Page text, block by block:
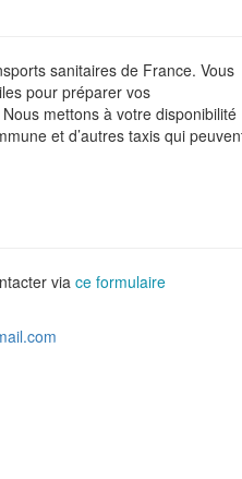
sanitaires de France. Vous
pour préparer vos
Nous mettons à votre disponibilité
et d’autres taxis qui
via ce formulaire